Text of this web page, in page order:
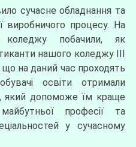
сучасне обладнання та
виробничого процесу. На
коледжу побачили, як
нашого коледжу ІІІ
що на даний час проходять
освіти отримали
який допоможе їм краще
професії та
у сучасному